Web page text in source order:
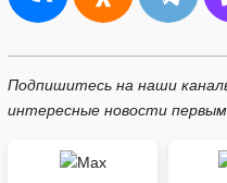
Подпишитесь на наши
интересные новости первым